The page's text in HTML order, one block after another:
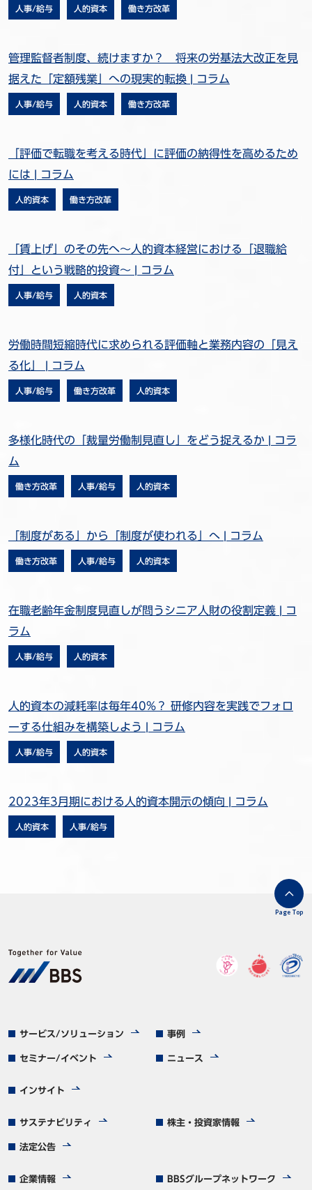
人事/給与 人的資本 働き方改革
管理監督者制度、続けますか？ 将来の労基法大改正を見
据えた「定額残業」への現実的転換 | コラム
人事/給与 人的資本 働き方改革
「評価で転職を考える時代」に評価の納得性を高めるため
には | コラム
人的資本 働き方改革
「賃上げ」のその先へ～人的資本経営における「退職給
付」という戦略的投資～ | コラム
人事/給与 人的資本
労働時間短縮時代に求められる評価軸と業務内容の「見え
る化」 | コラム
人事/給与 働き方改革 人的資本
多様化時代の「裁量労働制見直し」をどう捉えるか | コラ
ム
働き方改革 人事/給与 人的資本
「制度がある」から「制度が使われる」へ | コラム
働き方改革 人事/給与 人的資本
在職老齢年金制度見直しが問うシニア人財の役割定義 | コ
ラム
人事/給与 人的資本
人的資本の減耗率は毎年40%？ 研修内容を実践でフォロ
ーする仕組みを構築しよう | コラム
人事/給与 人的資本
2023年3月期における人的資本開示の傾向 | コラム
人的資本 人事/給与
サービス/ソリューション 事例
セミナー/イベント ニュース
インサイト
サステナビリティ 株主・投資家情報
法定公告
企業情報 BBSグループネットワーク
Page Top